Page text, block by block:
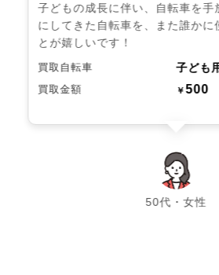
子どもの成長に伴い、自転車を手
にしてきた自転車を、また誰かに
とが嬉しいです！
買取自転車 子ども
買取金額 ￥500
50代・女性
chevron_left chevron_right